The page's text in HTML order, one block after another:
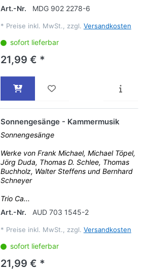
Art.-Nr.
MDG 902 2278-6
* Preise inkl. MwSt., zzgl. Versandkosten
sofort lieferbar
21,99 € *
Sonnengesänge - Kammermusik
Sonnengesänge
Werke von Frank Michael, Michael Töpel,
Jörg Duda, Thomas D. Schlee, Thomas
Buchholz, Walter Steffens und Bernhard
Schneyer
Trio Ca...
Art.-Nr.
AUD 703 1545-2
* Preise inkl. MwSt., zzgl. Versandkosten
sofort lieferbar
21,99 € *